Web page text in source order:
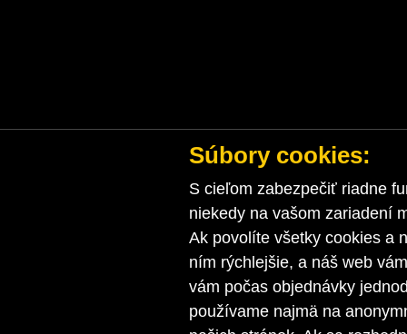
Súbory cookies:
S cieľom zabezpečiť riadne
niekedy na vašom zariadení
Ak povolíte všetky cookies a
ním rýchlejšie, a náš web
vám počas objednávky
používame najmä na